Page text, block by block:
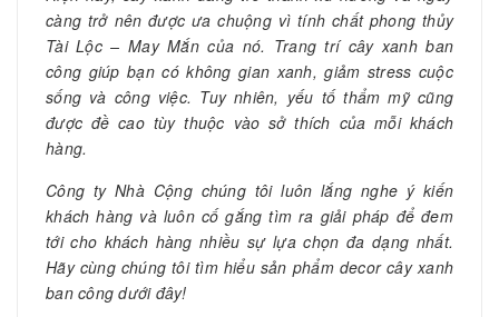
càng trở nên được ưa chuộng vì tính chất phong thủy
Tài Lộc – May Mắn của nó. Trang trí cây xanh ban
công giúp bạn có không gian xanh, giảm stress cuộc
sống và công việc. Tuy nhiên, yếu tố thẩm mỹ cũng
được đề cao tùy thuộc vào sở thích của mỗi khách
hàng.
Công ty Nhà Cộng chúng tôi luôn lắng nghe ý kiến
khách hàng và luôn cố gắng tìm ra giải pháp để đem
tới cho khách hàng nhiều sự lựa chọn đa dạng nhất.
Hãy cùng chúng tôi tìm hiểu sản phẩm decor cây xanh
ban công dưới đây!